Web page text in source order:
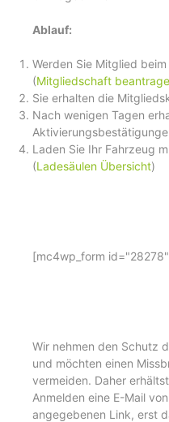
Ablauf:
Werden Sie Mitglied
(Mitgliedschaft
Sie erhalten die
Nach wenigen Tagen
Laden Sie Ihr Fahrzeug
(Ladesäulen Übersicht)
[mc4wp_form
Wir nehmen den Schutz
und möchten einen
vermeiden. Daher
Anmelden eine E-Mail
angegebenen Link, erst